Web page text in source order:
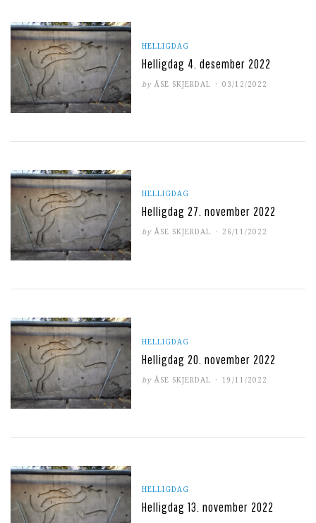
HELLIGDAG
Helligdag 4. desember 2022
by ÅSE SKJERDAL
POSTED
03/12/2022
HELLIGDAG
Helligdag 27. november 2022
by ÅSE SKJERDAL
POSTED
26/11/2022
HELLIGDAG
Helligdag 20. november 2022
by ÅSE SKJERDAL
POSTED
19/11/2022
HELLIGDAG
Helligdag 13. november 2022